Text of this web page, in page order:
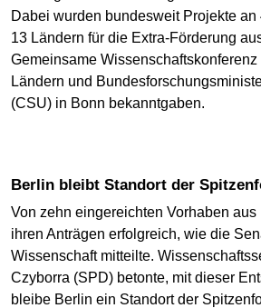
Dabei wurden bundesweit Projekte
13 Ländern für die Extra-Förderung
Gemeinsame Wissenschaftskonferenz
Ländern und
(CSU) in Bonn bekanntgaben.
Berlin bleibt Standort der
Von zehn eingereichten Vorhaben
ihren Anträgen erfolgreich, wie die
Wissenschaft mitteilte.
Czyborra (SPD) betonte, mit dieser
bleibe Berlin ein Standort der